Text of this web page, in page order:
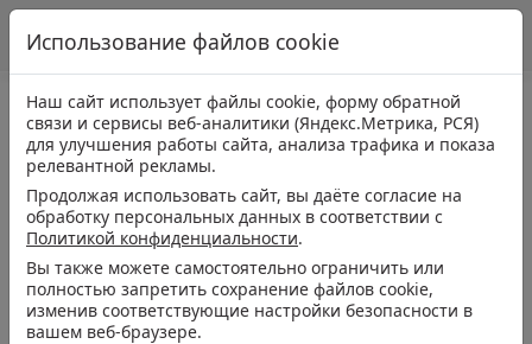
Использование файлов cookie
Наш сайт использует файлы cookie, форму обратной
связи и сервисы веб-аналитики (Яндекс.Метрика, РСЯ)
для улучшения работы сайта, анализа трафика и показа
релевантной рекламы.
Продолжая использовать сайт, вы даёте согласие на
обработку персональных данных в соответствии с
Политикой конфиденциальности.
Вы также можете самостоятельно ограничить или
полностью запретить сохранение файлов cookie,
изменив соответствующие настройки безопасности в
вашем веб-браузере.